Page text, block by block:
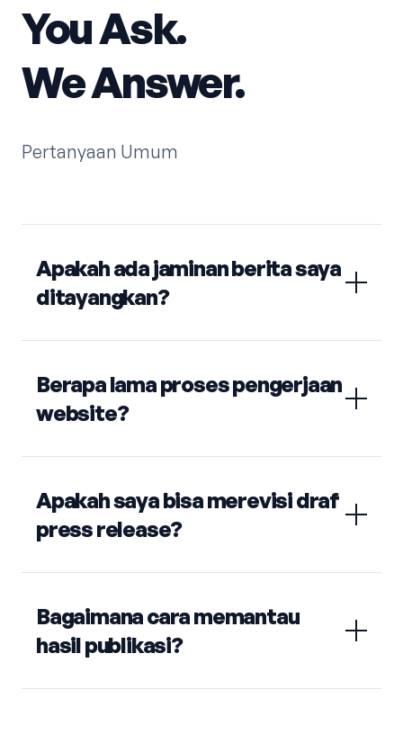
You Ask.
We Answer.
Pertanyaan Umum
Apakah ada jaminan berita saya
ditayangkan?
Berapa lama proses pengerjaan
website?
Apakah saya bisa merevisi draf
press release?
Bagaimana cara memantau
hasil publikasi?